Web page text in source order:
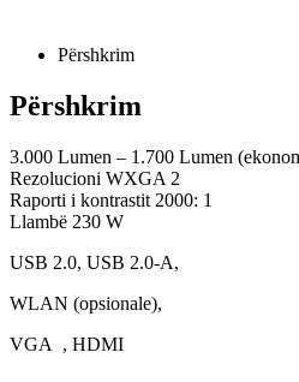
Përshkrim
Përshkrim
3.000 Lumen – 1.700 Lumen
Rezolucioni WXGA 2
Raporti i kontrastit 2000: 1
Llambë 230 W
USB 2.0, USB 2.0-A,
WLAN (opsionale),
VGA , HDMI